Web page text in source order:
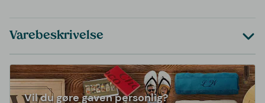
Varebeskrivelse
Vil du gøre gaven personlig?